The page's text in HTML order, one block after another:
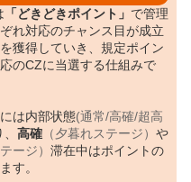
「どきどきポイント」 で管理
れ対応のチャンス目が成立
獲得していき、規定ポイン
のCZに当選する仕組みで
は内部状態(通常/高確/超高
高確 （夕暮れステージ） や
ージ） 滞在中はポイントの
す。